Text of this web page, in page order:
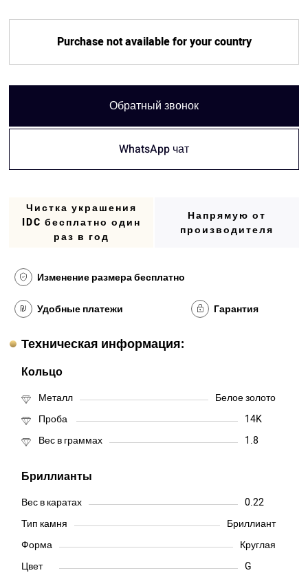
Purchase not available for your country
Обратный звонок
WhatsApp чат
Чистка украшения
IDC бесплатно один
раз в год
Напрямую от
производителя
Изменение размера бесплатно
Удобные платежи Гарантия
Техническая информация:
Кольцо
Металл
Белое золото
Проба
14K
Вес в граммах
1.8
Бриллианты
Вес в каратах
0.22
Тип камня
Бриллиант
Форма
Круглая
Цвет
G